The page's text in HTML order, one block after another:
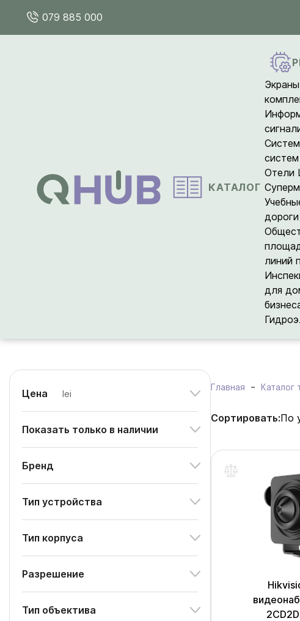
079 885 000
КАТАЛОГ
систем
Отели
дороги
линий
для
Цена lei
Показать только в наличии
Бренд
Тип устройства
Тип корпуса
Разрешение
Тип объектива
Главная Каталог
Сортировать:По